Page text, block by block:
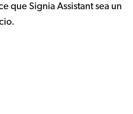
que Signia Assistant sea un